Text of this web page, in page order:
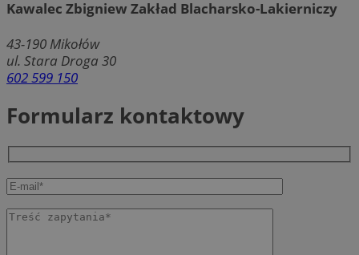
Kawalec Zbigniew Zakład Blacharsko-Lakierniczy
43-190 Mikołów
ul. Stara Droga 30
602 599 150
Formularz kontaktowy